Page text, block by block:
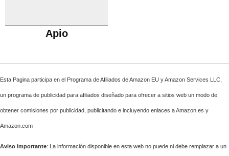
Apio
Esta Pagina participa en el Programa de Afiliados de Amazon EU y Amazon Services LLC,
un programa de publicidad para afiliados diseñado para ofrecer a sitios web un modo de
obtener comisiones por publicidad, publicitando e incluyendo enlaces a Amazon.es y
Amazon.com
Aviso importante: La información disponible en esta web no puede ni debe remplazar a un